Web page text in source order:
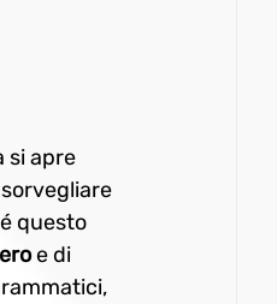
si apre
questo
e di